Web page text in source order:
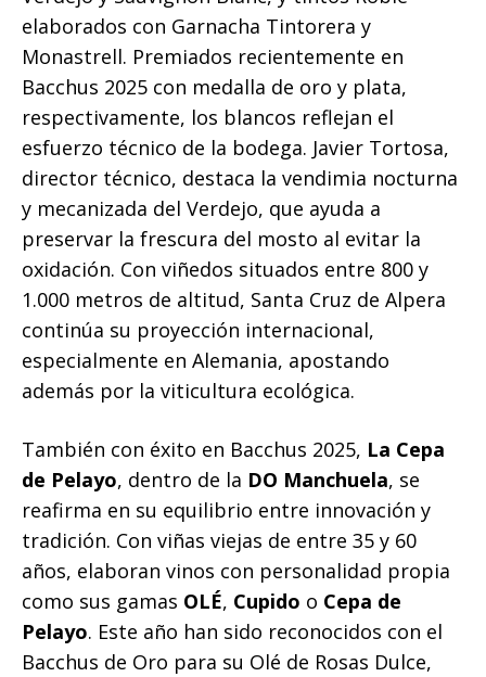
elaborados con Garnacha Tintorera y
Monastrell. Premiados recientemente en
Bacchus 2025 con medalla de oro y plata,
respectivamente, los blancos reflejan el
esfuerzo técnico de la bodega. Javier Tortosa,
director técnico, destaca la vendimia nocturna
y mecanizada del Verdejo, que ayuda a
preservar la frescura del mosto al evitar la
oxidación. Con viñedos situados entre 800 y
1.000 metros de altitud, Santa Cruz de Alpera
continúa su proyección internacional,
especialmente en Alemania, apostando
además por la viticultura ecológica.
También con éxito en Bacchus 2025, La Cepa
de Pelayo, dentro de la DO Manchuela, se
reafirma en su equilibrio entre innovación y
tradición. Con viñas viejas de entre 35 y 60
años, elaboran vinos con personalidad propia
como sus gamas OLÉ, Cupido o Cepa de
Pelayo. Este año han sido reconocidos con el
Bacchus de Oro para su Olé de Rosas Dulce,